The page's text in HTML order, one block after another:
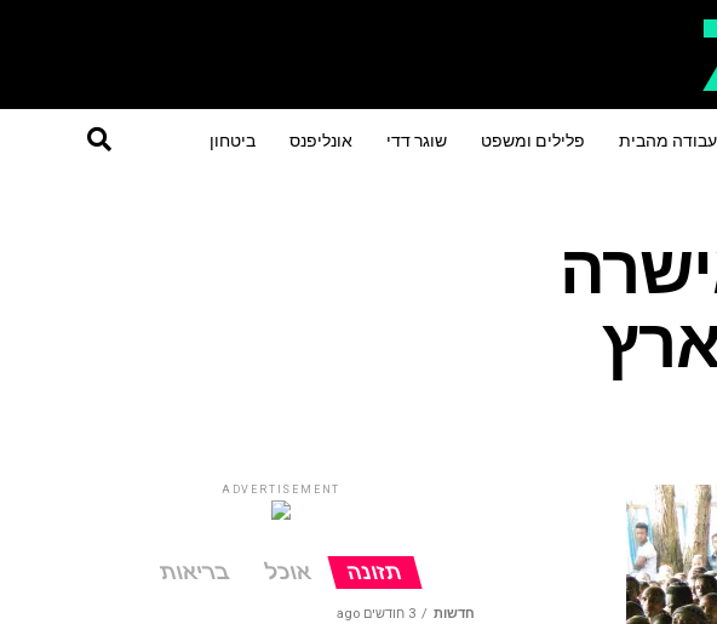
עבודה מהבית פלילים ומשפט שוגר דדי אונליפנס ביטחון
ADVERTISEMENT
תזונה אוכל בריאות
חדשות 3 חודשים ago